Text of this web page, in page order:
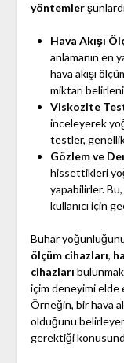
yöntemler
Hava Akışı
anlamanın en
hava akışı
miktarı
Viskozite
inceleyerek
testler,
Gözlem ve
hissettikleri
yapabilirler.
kullanıcı için
Buhar
ölçüm cihazları,
cihazları
içim deneyimi elde
Örneğin, bir hava
olduğunu
gerektiği